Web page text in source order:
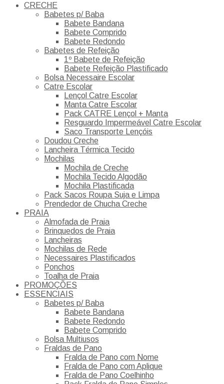
CRECHE
Babetes p/ Baba
Babete Bandana
Babete Comprido
Babete Redondo
Babetes de Refeição
1º Babete de Refeição
Babete Refeição Plastificado
Bolsa Necessaire Escolar
Catre Escolar
Lençol Catre Escolar
Manta Catre Escolar
Pack CATRE Lençol + Manta
Resguardo Impermeável Catre Escolar
Saco Transporte Lençóis
Doudou Creche
Lancheira Térmica Tecido
Mochilas
Mochila de Creche
Mochila Tecido Algodão
Mochila Plastificada
Pack Sacos Roupa Suja e Limpa
Prendedor de Chucha Creche
PRAIA
Almofada de Praia
Brinquedos de Praia
Lancheiras
Mochilas de Rede
Necessaires Plastificados
Ponchos
Toalha de Praia
PROMOÇÕES
ESSENCIAIS
Babetes p/ Baba
Babete Bandana
Babete Redondo
Babete Comprido
Bolsa Multiusos
Fraldas de Pano
Fralda de Pano com Nome
Fralda de Pano com Aplique
Fralda de Pano Coelhinho